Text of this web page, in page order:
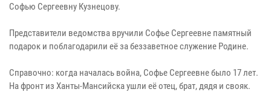
Софью Сергеевну Кузнецову.
Представители ведомства вручили Софье Сергеевне памятный
подарок и поблагодарили её за беззаветное служение Родине.
Справочно: когда началась война, Софье Сергеевне было 17 лет.
На фронт из Ханты-Мансийска ушли её отец, брат, дядя и свояк.